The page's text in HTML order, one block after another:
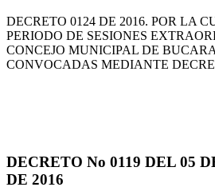
DECRETO 0124 DE 2016. POR LA
PERIODO DE SESIONES
CONCEJO MUNICIPAL DE
CONVOCADAS MEDIANTE
DECRETO No 0119 DEL 05
DE 2016